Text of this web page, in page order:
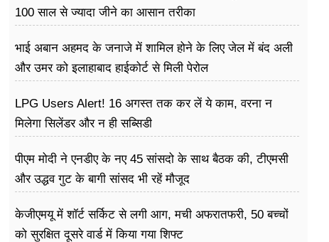
100 साल से ज्यादा जीने का आसान तरीका
भाई अबान अहमद के जनाजे में शामिल होने के लिए जेल में बंद अली
और उमर को इलाहाबाद हाईकोर्ट से मिली पेरोल
LPG Users Alert! 16 अगस्त तक कर लें ये काम, वरना न
मिलेगा सिलेंडर और न ही सब्सिडी
पीएम मोदी ने एनडीए के नए 45 सांसदो के साथ बैठक की, टीएमसी
और उद्धव गुट के बागी सांसद भी रहें मौजूद
केजीएमयू में शॉर्ट सर्किट से लगी आग, मची अफरातफरी, 50 बच्चों
को सुरक्षित दूसरे वार्ड में किया गया शिफ्ट